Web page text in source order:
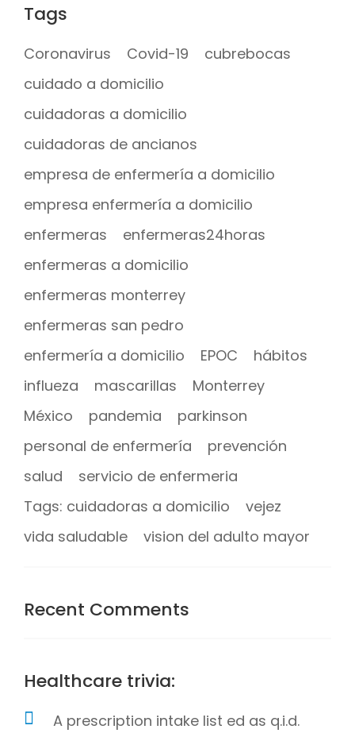
Tags
Coronavirus Covid-19
cubrebocas
cuidado a domicilio
cuidadoras a domicilio
cuidadoras de ancianos
empresa de enfermería a domicilio
empresa enfermería a domicilio
enfermeras
enfermeras24horas
enfermeras a domicilio
enfermeras monterrey
enfermeras san pedro
enfermería a domicilio
EPOC
hábitos
influeza
mascarillas
Monterrey
México
pandemia
parkinson
personal de enfermería
prevención
salud
servicio de enfermeria
Tags: cuidadoras a domicilio
vejez
vida saludable
vision del adulto mayor
Recent Comments
Healthcare trivia:
A prescription intake list ed as q.i.d.